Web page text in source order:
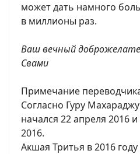
может дать намного
в миллионы раз.
Ваш вечный
Свами
Примечание
Согласно Гуру
начался 22 апреля 2016
2016.
Акшая Тритья в 2016